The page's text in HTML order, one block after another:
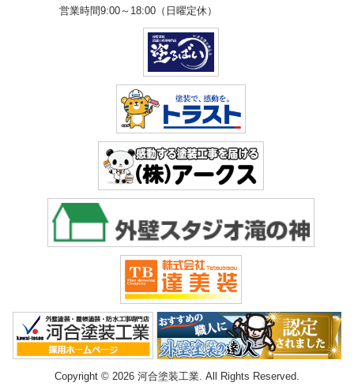
営業時間9:00～18:00（日曜定休）
Copyright © 2026 河合塗装工業. All Rights Reserved.